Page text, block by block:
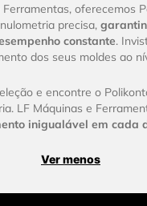
Ferramentas, oferecemos
precisa,
constante.
dos seus moldes ao
e encontre o
LF Máquinas e
inigualável em cada
Ver menos